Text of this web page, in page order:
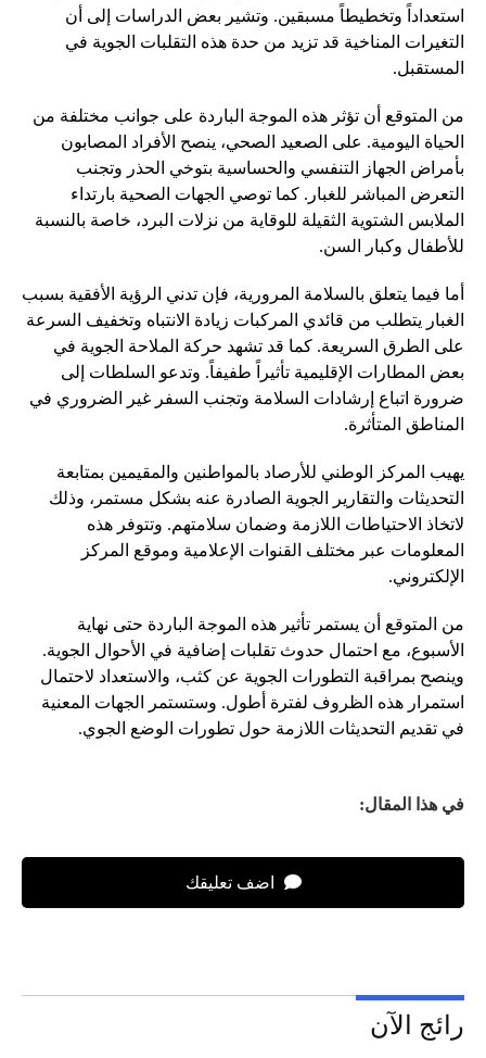
استعداداً وتخطيطاً مسبقين. وتشير بعض الدراسات إلى أن
التغيرات المناخية قد تزيد من حدة هذه التقلبات الجوية في
المستقبل.
من المتوقع أن تؤثر هذه الموجة الباردة على جوانب مختلفة من
الحياة اليومية. على الصعيد الصحي، ينصح الأفراد المصابون
بأمراض الجهاز التنفسي والحساسية بتوخي الحذر وتجنب
التعرض المباشر للغبار. كما توصي الجهات الصحية بارتداء
الملابس الشتوية الثقيلة للوقاية من نزلات البرد، خاصة بالنسبة
للأطفال وكبار السن.
أما فيما يتعلق بالسلامة المرورية، فإن تدني الرؤية الأفقية بسبب
الغبار يتطلب من قائدي المركبات زيادة الانتباه وتخفيف السرعة
على الطرق السريعة. كما قد تشهد حركة الملاحة الجوية في
بعض المطارات الإقليمية تأثيراً طفيفاً. وتدعو السلطات إلى
ضرورة اتباع إرشادات السلامة وتجنب السفر غير الضروري في
المناطق المتأثرة.
يهيب المركز الوطني للأرصاد بالمواطنين والمقيمين بمتابعة
التحديثات والتقارير الجوية الصادرة عنه بشكل مستمر، وذلك
لاتخاذ الاحتياطات اللازمة وضمان سلامتهم. وتتوفر هذه
المعلومات عبر مختلف القنوات الإعلامية وموقع المركز
الإلكتروني.
من المتوقع أن يستمر تأثير هذه الموجة الباردة حتى نهاية
الأسبوع، مع احتمال حدوث تقلبات إضافية في الأحوال الجوية.
وينصح بمراقبة التطورات الجوية عن كثب، والاستعداد لاحتمال
استمرار هذه الظروف لفترة أطول. وستستمر الجهات المعنية
في تقديم التحديثات اللازمة حول تطورات الوضع الجوي.
في هذا المقال:
اضف تعليقك
رائج الآن